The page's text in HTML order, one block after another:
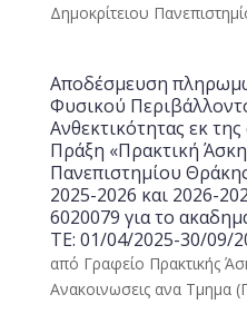
Δημοκρίτειου
Αποδέσμευση
Φυσικού
Ανθεκτικότητας εκ
Πράξη «Πρακτική
Πανεπιστημίου
2025-2026 και 2026-
6020079 για το
ΤΕ: 01/04/2025-30/09/
από Γραφείο Πρακτικής
Ανακοινωσεις ανα Τμημα